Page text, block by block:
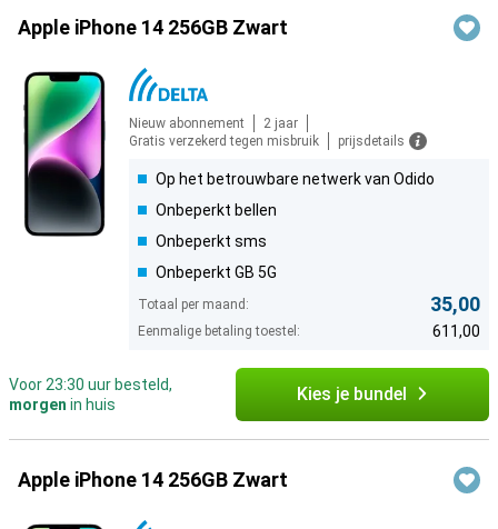
Producten
Apple iPhone 14 256GB Zwart
Nieuw abonnement
2 jaar
Gratis verzekerd tegen misbruik
prijsdetails
Op het betrouwbare netwerk van Odido
Onbeperkt bellen
Onbeperkt sms
Onbeperkt GB 5G
Totaal per maand: 35,00
Eenmalige betaling toestel: 611,00
Voor 23:30 uur besteld,
morgen in huis Kies je bundel
Apple iPhone 14 256GB Zwart